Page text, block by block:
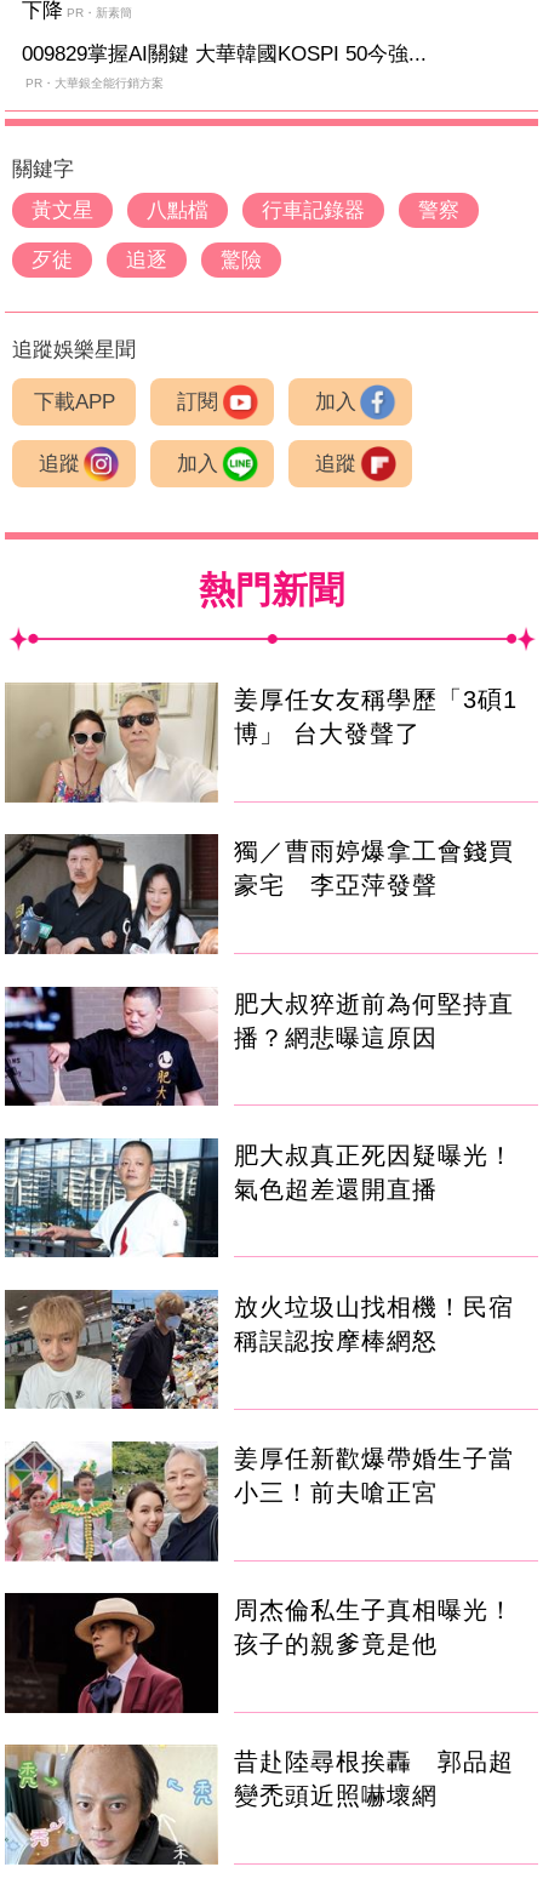
下降 PR・新素簡
009829掌握AI關鍵 大華韓國KOSPI 50今強...
PR・大華銀全能行銷方案
關鍵字
黃文星
八點檔 行車記錄器 警察
歹徒 追逐 驚險
追蹤娛樂星聞
下載APP 訂閱 加入
追蹤 加入 追蹤
熱門新聞
姜厚任女友稱學歷「3碩1
博」 台大發聲了
獨／曹雨婷爆拿工會錢買
豪宅 李亞萍發聲
肥大叔猝逝前為何堅持直
播？網悲曝這原因
肥大叔真正死因疑曝光！
氣色超差還開直播
放火垃圾山找相機！民宿
稱誤認按摩棒網怒
姜厚任新歡爆帶婚生子當
小三！前夫嗆正宮
周杰倫私生子真相曝光！
孩子的親爹竟是他
昔赴陸尋根挨轟 郭品超
變禿頭近照嚇壞網